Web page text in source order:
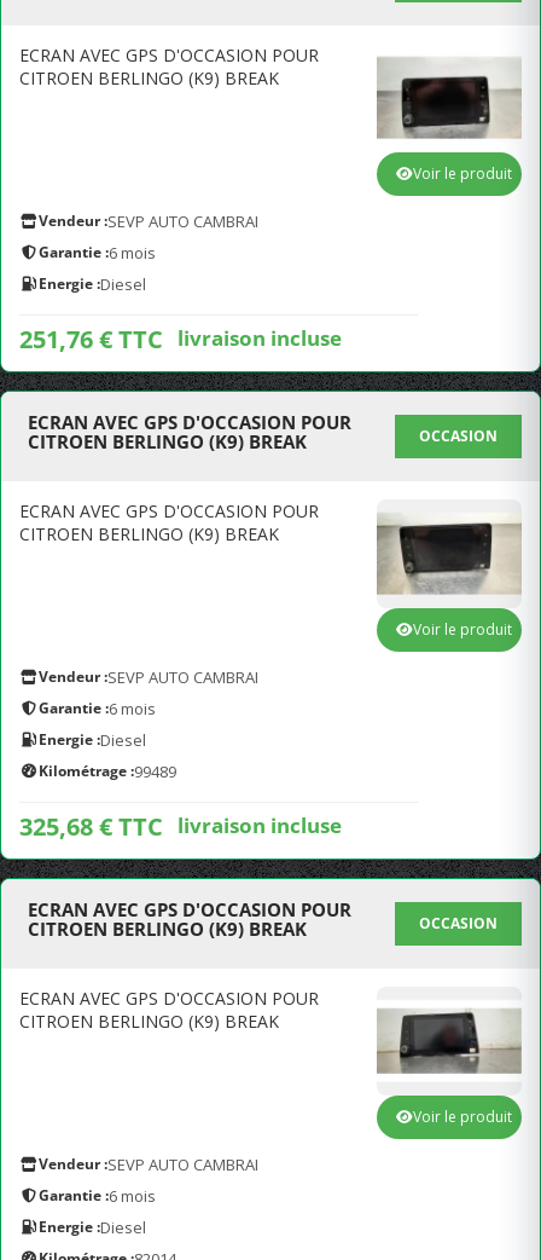
ECRAN AVEC GPS D'OCCASION POUR
CITROEN BERLINGO (K9) BREAK
Vendeur :SEVP AUTO CAMBRAI
Garantie :6 mois
Energie :Diesel
251,76 € TTC livraison incluse
Voir le produit
ECRAN AVEC GPS D'OCCASION POUR
CITROEN BERLINGO (K9) BREAK
OCCASION
ECRAN AVEC GPS D'OCCASION POUR
CITROEN BERLINGO (K9) BREAK
Vendeur :SEVP AUTO CAMBRAI
Garantie :6 mois
Energie :Diesel
Kilométrage :99489
325,68 € TTC livraison incluse
Voir le produit
ECRAN AVEC GPS D'OCCASION POUR
CITROEN BERLINGO (K9) BREAK
OCCASION
ECRAN AVEC GPS D'OCCASION POUR
CITROEN BERLINGO (K9) BREAK
Vendeur :SEVP AUTO CAMBRAI
Garantie :6 mois
Energie :Diesel
Voir le produit